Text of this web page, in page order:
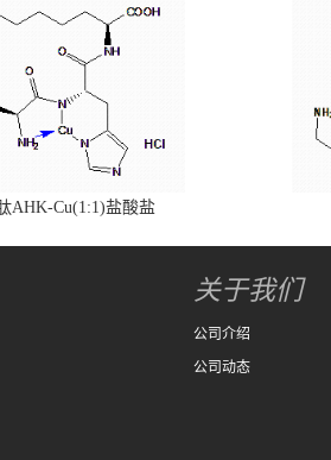
AHK-Cu(1:1)盐酸盐
关于我们
公司介绍
公司动态